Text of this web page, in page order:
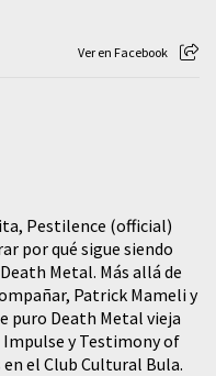
Ver en Facebook
Pestilence (official)
por qué sigue siendo
Metal. Más allá de
Patrick Mameli y
puro Death Metal vieja
Impulse y Testimony of
el Club Cultural Bula.